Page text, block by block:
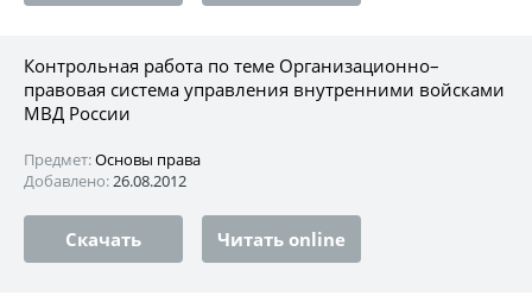
Контрольная работа по теме Организационно–
правовая система управления внутренними войсками
МВД России
Предмет:Основы права
Добавлено:26.08.2012
Скачать Читать online